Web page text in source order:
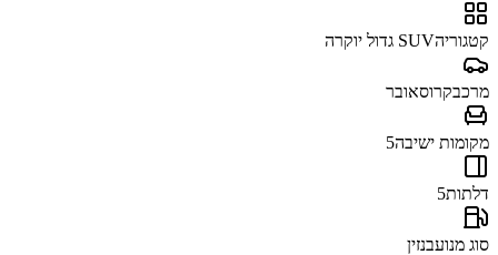
קטגוריהSUV גדול יוקרה
מרכבקרוסאובר
מקומות ישיבה5
דלתות5
סוג מנועבנזין